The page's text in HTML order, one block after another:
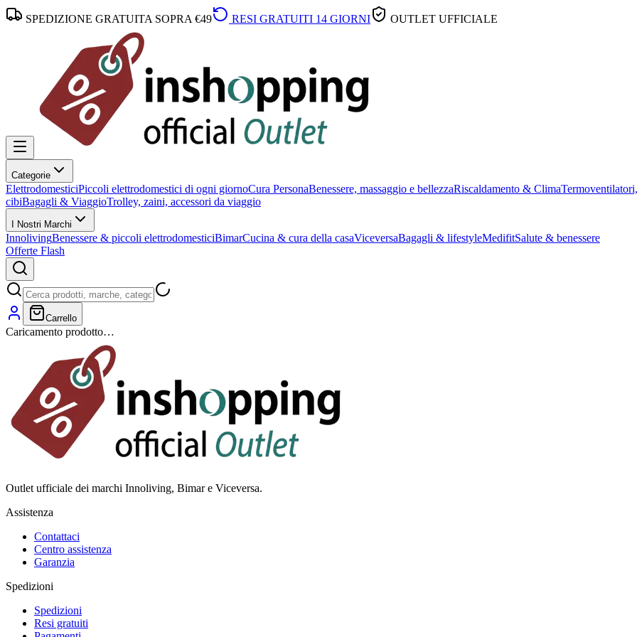
SPEDIZIONE GRATUITA SOPRA €49 RESI GRATUITI 14 GIORNI OUTLET UFFICIALE
Categorie
ElettrodomesticiPiccoli elettrodomestici di ogni giornoCura PersonaBenessere, massaggio e bellezzaRiscaldamento & Clima
cibiBagagli & ViaggioTrolley, zaini, accessori da viaggio
I Nostri Marchi
InnolivingBenessere & piccoli elettrodomesticiBimarCucina & cura della casaViceversaBagagli & lifestyleMedifitSalute & benessere
Offerte Flash
Carrello
Caricamento prodotto…
Outlet ufficiale dei marchi Innoliving, Bimar e Viceversa.
Assistenza
Contattaci
Centro assistenza
Garanzia
Spedizioni
Spedizioni
Resi gratuiti